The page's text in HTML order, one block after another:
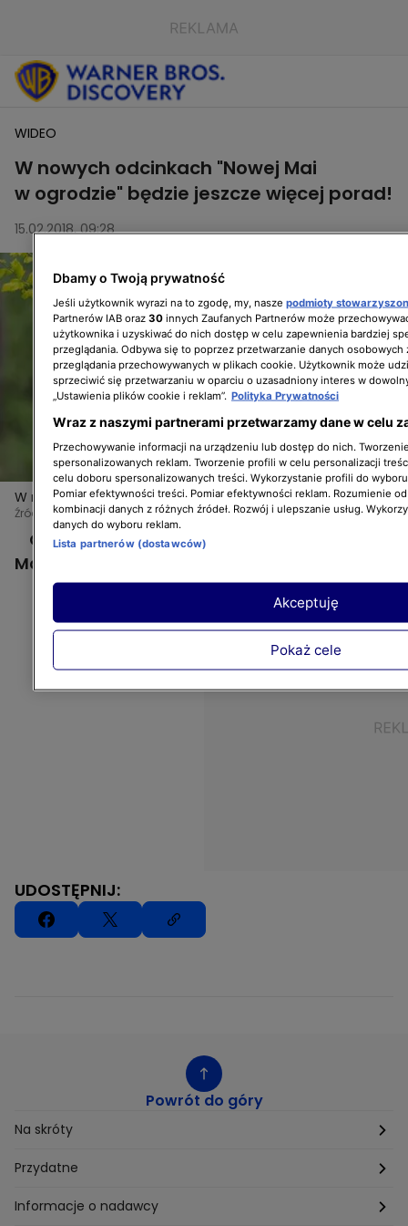
WIDEO
W nowych odcinkach "Nowej Mai
w ogrodzie" będzie jeszcze więcej porad!
15.02.2018, 09:28
W nowych odcinkach "Nowej Mai w ogrodzie" będzie
jeszcze więcej porad!
Więcej
Źródło zdj. gł.: Bartosz Krupa
Co zobaczycie już niedługo w programie
Mai Popielarskiej? Sprawdźcie!
UDOSTĘPNIJ:
Powrót do góry
Na skróty
Etyka
Supplier Diversity
Przydatne
Biuro Prasowe
Informacje o nadawcy
Dbamy o Twoją prywatność
Jeśli użytkownik wyrazi na to zgodę, my, nasze podmioty
Partnerów IAB oraz 30 innych Zaufanych Partnerów może
użytkownika i uzyskiwać do nich dostęp w celu zapewnienia bardziej
przeglądania. Odbywa się to poprzez przetwarzanie danych osobowych
przeglądania przechowywanych w plikach cookie. Użytkownik może
sprzeciwić się przetwarzaniu w oparciu o uzasadniony interes w
„Ustawienia plików cookie i reklam”. Polityka Prywatności
Wraz z naszymi partnerami przetwarzamy dane w celu
Przechowywanie informacji na urządzeniu lub dostęp do nich.
spersonalizowanych reklam. Tworzenie profili w celu personalizacji
celu doboru spersonalizowanych treści. Wykorzystanie profili do
Pomiar efektywności treści. Pomiar efektywności reklam. Rozumienie
kombinacji danych z różnych źródeł. Rozwój i ulepszanie usług.
danych do wyboru reklam.
Lista partnerów (dostawców)
Pokaż cele
Akceptuję